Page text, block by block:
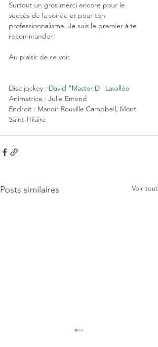
Surtout un gros merci encore pour le
succès de la soirée et pour ton
professionnalisme. Je suis le premier à te
recommander!
Au plaisir de se voir,
Disc jockey : David "Master D" Lavallée
Animatrice : Julie Emond
Endroit : Manoir Rouville Campbell, Mont
Saint-Hilaire
Posts similaires Voir tout